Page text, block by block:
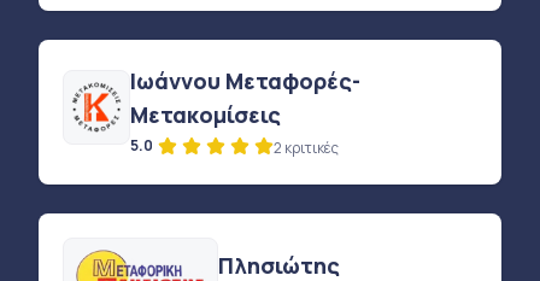
Ιωάννου Μεταφορές-
Μετακομίσεις
5.0 2 κριτικές
Πλησιώτης